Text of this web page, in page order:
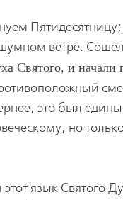
ветре.
Святого, и
это был
но
язык Святого